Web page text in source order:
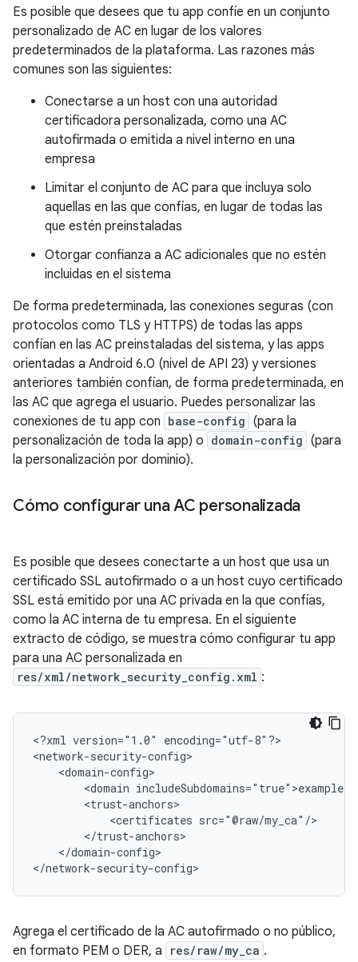
Es posible que desees que tu app confíe en un conjunto
personalizado de AC en lugar de los valores
predeterminados de la plataforma. Las razones más
comunes son las siguientes:
Conectarse a un host con una autoridad
certificadora personalizada, como una AC
autofirmada o emitida a nivel interno en una
empresa
Limitar el conjunto de AC para que incluya solo
aquellas en las que confías, en lugar de todas las
que estén preinstaladas
Otorgar confianza a AC adicionales que no estén
incluidas en el sistema
De forma predeterminada, las conexiones seguras (con
protocolos como TLS y HTTPS) de todas las apps
confían en las AC preinstaladas del sistema, y las apps
orientadas a Android 6.0 (nivel de API 23) y versiones
anteriores también confían, de forma predeterminada, en
las AC que agrega el usuario. Puedes personalizar las
conexiones de tu app con base-config (para la
personalización de toda la app) o domain-config (para
la personalización por dominio).
Cómo configurar una AC personalizada
Es posible que desees conectarte a un host que usa un
certificado SSL autofirmado o a un host cuyo certificado
SSL está emitido por una AC privada en la que confías,
como la AC interna de tu empresa. En el siguiente
extracto de código, se muestra cómo configurar tu app
para una AC personalizada en
res/xml/network_security_config.xml :
<?xml version="1.0"
encoding="utf-8"?>
<domain
<certificates
</domain-config>
</network-security-config>
Agrega el certificado de la AC autofirmado o no público,
en formato PEM o DER, a
res/raw/my_ca .